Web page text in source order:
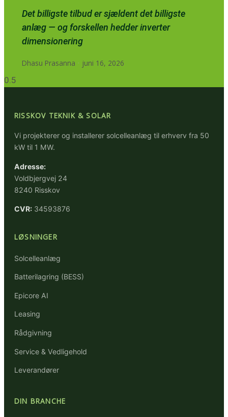
Det billigste tilbud er sjældent det billigste
anlæg — og forskellen hedder inverter
dimensionering
Dhasu Prasanna juni 16, 2026
RISSKOV TEKNIK & SOLAR
Vi projekterer og installerer solcelleanlæg til erhverv fra 50
kW til 1 MW.
Adresse:
Voldbjergvej 24
8240 Risskov
CVR: 34593876
LØSNINGER
Solcelleanlæg
Batterilagring (BESS)
Epicore AI
Leasing
Rådgivning
Service & Vedligehold
Leverandører
DIN BRANCHE